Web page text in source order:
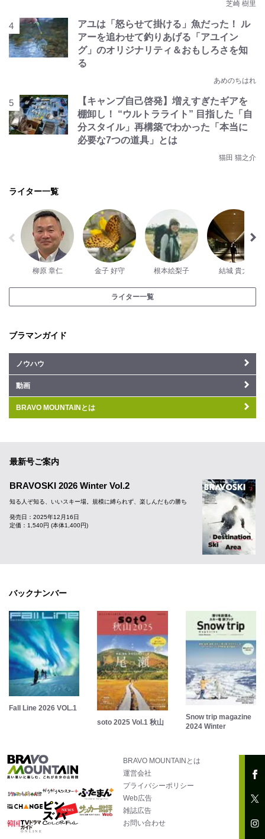
芝崎 樹里
アユは「怒らせて掛ける」魚だった！ ル
アーを追わせて釣りあげる「アユイン
グ」のオリジナリティ＆おもしろさを知
る
あめのちはれ
【キャンプ自己啓発】増えすぎたギアを
棚卸し！ “ウルトラライト” 目指した「自
分スタイル」再構築でわかった「本当に
必要な7つの道具」とは
猫田 猫之介
ライター一覧
柳原 章仁 金子 好守 根本絵梨子 結城 貴大
ライター一覧
ブラマンガイド
ノウハウ
動画
BRAVO MOUNTAINとは
最新号ご案内
BRAVOSKI 2026 Winter Vol.2
知る人ぞ知る、いいスキー場。規模に縛られず、楽しんだもの勝ち
発売日：2025年12月16日
定価：1,540円 (本体1,400円)
バックナンバー
Fall Line 2026 VOL.1
soto 2025 Vol.1 秋山
Snow trip magazine
2024 Winter
BRAVO MOUNTAINとは
運営会社
プライバシーポリシー
Web広告
雑誌広告
お問い合わせ